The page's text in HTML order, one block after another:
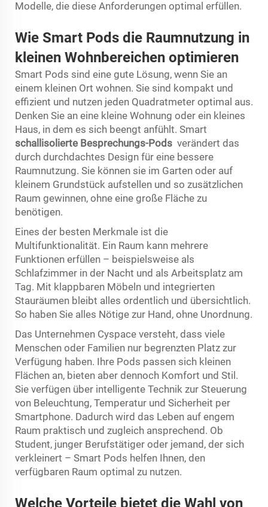
Modelle, die diese Anforderungen optimal erfüllen.
Wie Smart Pods die Raumnutzung in
kleinen Wohnbereichen optimieren
Smart Pods sind eine gute Lösung, wenn Sie an
einem kleinen Ort wohnen. Sie sind kompakt und
effizient und nutzen jeden Quadratmeter optimal aus.
Denken Sie an eine kleine Wohnung oder ein kleines
Haus, in dem es sich beengt anfühlt. Smart
schallisolierte Besprechungs-Pods verändert das
durch durchdachtes Design für eine bessere
Raumnutzung. Sie können sie im Garten oder auf
kleinem Grundstück aufstellen und so zusätzlichen
Raum gewinnen, ohne eine große Fläche zu
benötigen.
Eines der besten Merkmale ist die
Multifunktionalität. Ein Raum kann mehrere
Funktionen erfüllen – beispielsweise als
Schlafzimmer in der Nacht und als Arbeitsplatz am
Tag. Mit klappbaren Möbeln und integrierten
Stauräumen bleibt alles ordentlich und übersichtlich.
So haben Sie alles Nötige zur Hand, ohne Unordnung.
Das Unternehmen Cyspace versteht, dass viele
Menschen oder Familien nur begrenzten Platz zur
Verfügung haben. Ihre Pods passen sich kleinen
Flächen an, bieten aber dennoch Komfort und Stil.
Sie verfügen über intelligente Technik zur Steuerung
von Beleuchtung, Temperatur und Sicherheit per
Smartphone. Dadurch wird das Leben auf engem
Raum praktisch und zugleich ansprechend. Ob
Student, junger Berufstätiger oder jemand, der sich
verkleinert – Smart Pods helfen Ihnen, den
verfügbaren Raum optimal zu nutzen.
Welche Vorteile bietet die Wahl von